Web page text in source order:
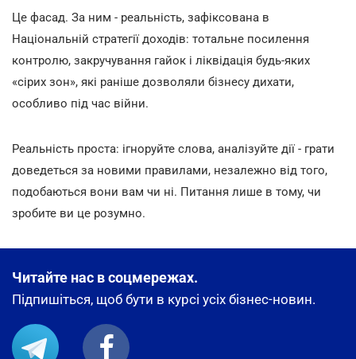
Це фасад. За ним - реальність, зафіксована в
Національній стратегії доходів: тотальне посилення
контролю, закручування гайок і ліквідація будь-яких
«сірих зон», які раніше дозволяли бізнесу дихати,
особливо під час війни.
Реальність проста: ігноруйте слова, аналізуйте дії - грати
доведеться за новими правилами, незалежно від того,
подобаються вони вам чи ні. Питання лише в тому, чи
зробите ви це розумно.
Читайте нас в соцмережах.
Підпишіться, щоб бути в курсі усіх бізнес-новин.